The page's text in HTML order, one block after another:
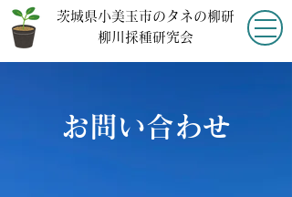
​茨城県小美玉市のタネの柳研
柳川採種研究会
お問い合わせ